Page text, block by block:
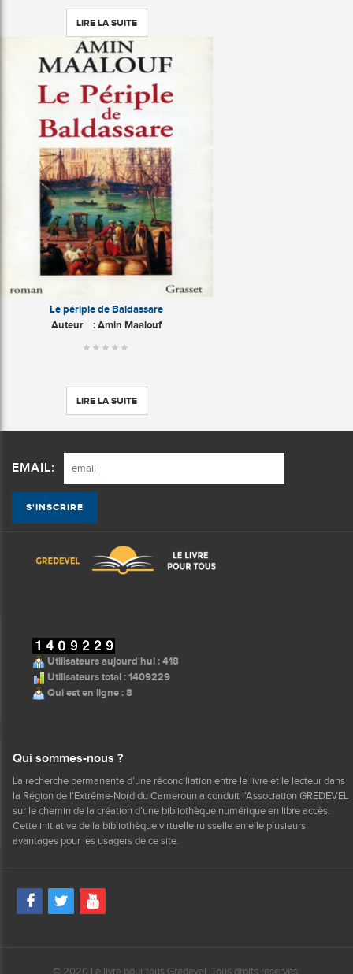
LIRE LA SUITE
Le périple de Baldassare
Auteur : Amin Maalouf
LIRE LA SUITE
EMAIL:
Utilisateurs aujourd'hui : 418
Utilisateurs total : 1409229
Qui est en ligne : 8
Qui sommes-nous ?
La recherche permanente d’une réconciliation entre le livre et le lecteur dans
la Région de l’Extrême-Nord du Cameroun a conduit l’Association GREDEVEL
sur le chemin de la création d’une bibliothèque numérique en libre accès.
Cette initiative de la bibliothèque virtuelle ruisselle en elle plusieurs
avantages pour les usagers de ce site.
© 2020 Le livre pour tous Gredevel. Tous droits reservés.